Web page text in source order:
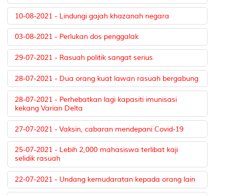
10-08-2021 - Lindungi gajah khazanah negara
03-08-2021 - Perlukan dos penggalak
29-07-2021 - Rasuah politik sangat serius
28-07-2021 - Dua orang kuat lawan rasuah bergabung
28-07-2021 - Perhebatkan lagi kapasiti imunisasi
kekang Varian Delta
27-07-2021 - Vaksin, cabaran mendepani Covid-19
25-07-2021 - Lebih 2,000 mahasiswa terlibat kaji
selidik rasuah
22-07-2021 - Undang kemudaratan kepada orang lain